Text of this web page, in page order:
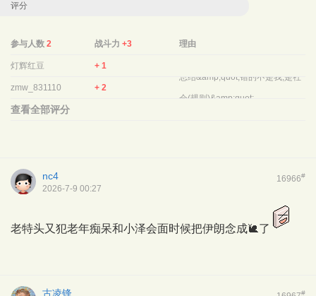
评分
参与人数 2 战斗力+3 理由
灯辉红豆 + 1
zmw_831110 + 2
总结&amp;quot;错的不是我,是社
会(规则)&amp;quot;.
查看全部评分
16966#
nc4
2026-7-9 00:27
老特头又犯老年痴呆和小泽会面时候把伊朗念成🐌了
#
古凌锋